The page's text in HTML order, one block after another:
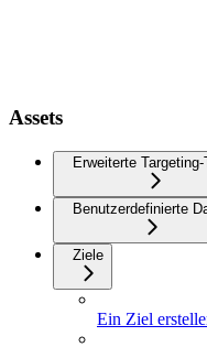
Assets
Erweiterte Targeting-
Benutzerdefinierte
Ziele
Ein Ziel